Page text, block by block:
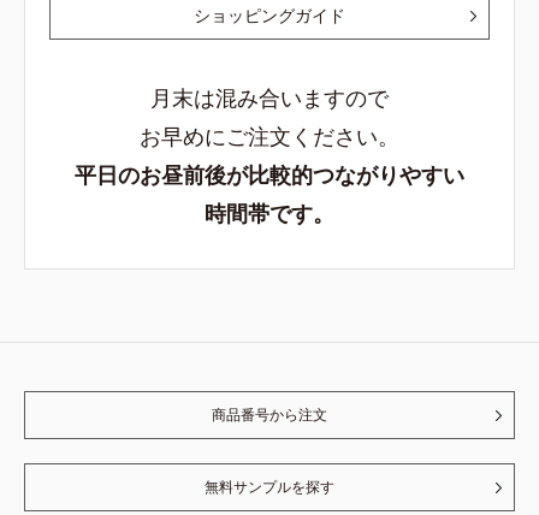
ショッピングガイド
月末は混み合いますので
お早めにご注文ください。
平日のお昼前後が比較的つながりやすい
時間帯です。
商品番号から注文
無料サンプルを探す